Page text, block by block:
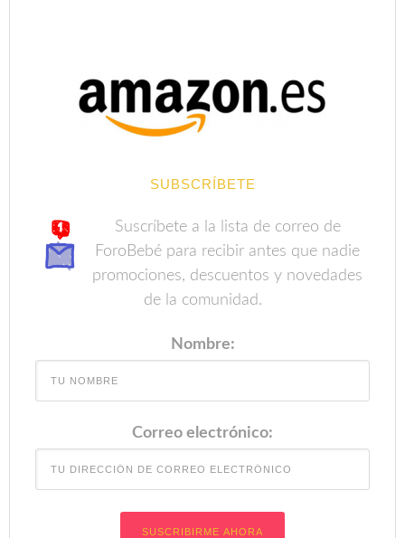
SUBSCRÍBETE
Suscríbete a la lista de correo de
ForoBebé para recibir antes que nadie
promociones, descuentos y novedades
de la comunidad.
Nombre:
Correo electrónico: